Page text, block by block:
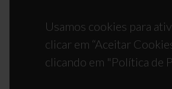
Usamos cookies para
clicar em “Aceitar
clicando em "Política de